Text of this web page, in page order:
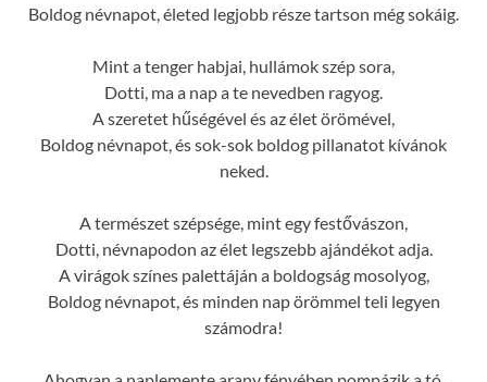
Boldog névnapot, életed legjobb része tartson még sokáig.
Mint a tenger habjai, hullámok szép sora,
Dotti, ma a nap a te nevedben ragyog.
A szeretet hűségével és az élet örömével,
Boldog névnapot, és sok-sok boldog pillanatot kívánok
neked.
A természet szépsége, mint egy festővászon,
Dotti, névnapodon az élet legszebb ajándékot adja.
A virágok színes palettáján a boldogság mosolyog,
Boldog névnapot, és minden nap örömmel teli legyen
számodra!